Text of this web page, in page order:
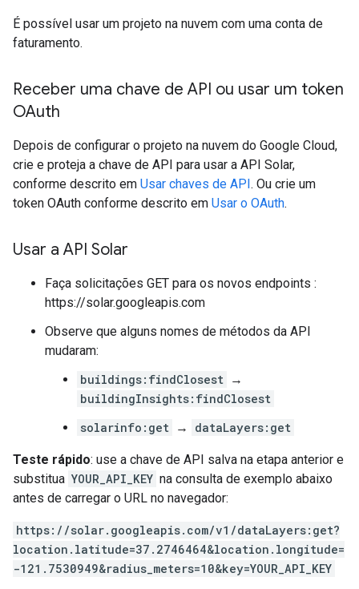
É possível usar um projeto na nuvem com uma conta de
faturamento.
Receber uma chave de API ou usar um token
OAuth
Depois de configurar o projeto na nuvem do Google Cloud,
crie e proteja a chave de API para usar a API Solar,
conforme descrito em Usar chaves de API. Ou crie um
token OAuth conforme descrito em Usar o OAuth.
Usar a API Solar
Faça solicitações GET para os novos endpoints :
https://solar.googleapis.com
Observe que alguns nomes de métodos da API
mudaram:
buildings:findClosest →
buildingInsights:findClosest
solarinfo:get → dataLayers:get
Teste rápido: use a chave de API salva na etapa anterior e
substitua YOUR_API_KEY na consulta de exemplo abaixo
antes de carregar o URL no navegador:
https://solar.googleapis.com/v1/dataLayers:get?
location.latitude=37.2746464&location.longitude=
-121.7530949&radius_meters=10&key=YOUR_API_KEY